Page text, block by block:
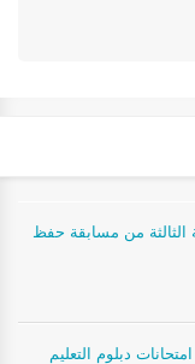
الثالثة من مسابقة حفظ
امتحانات دبلوم التعليم